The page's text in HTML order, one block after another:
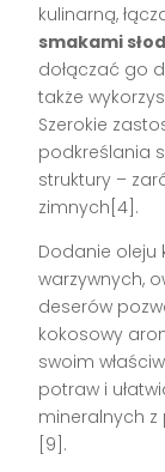
kulinarną,
smakami
dołączać go
także
Szerokie
podkreślania
struktury –
zimnych[4].
Dodanie oleju
warzywnych,
deserów
kokosowy
swoim
potraw i
mineralnych z
[9].